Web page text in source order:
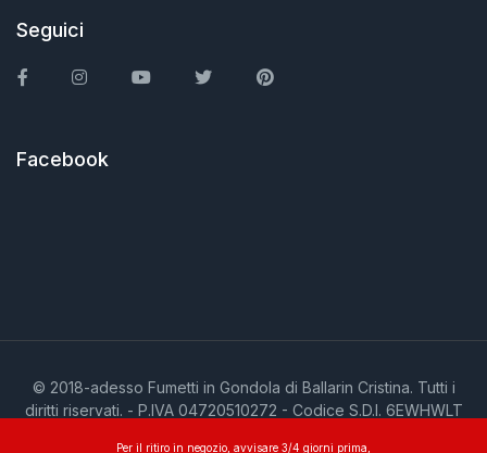
Seguici
FacebookInstagramYou TubeTwitter Pinterest
Facebook
© 2018-adesso Fumetti in Gondola di Ballarin Cristina. Tutti i
diritti riservati. - P.IVA 04720510272 - Codice S.D.I. 6EWHWLT
Per il ritiro in negozio, avvisare 3/4 giorni prima,